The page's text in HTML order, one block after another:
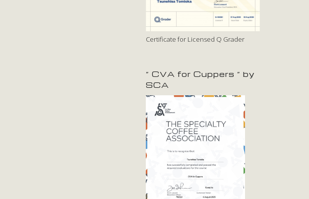
Certificate for Licensed Q Grader
” CVA for Cuppers ” by
SCA